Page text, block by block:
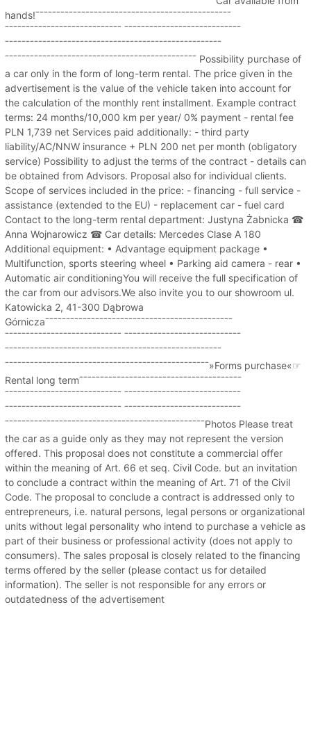
hands!ˉˉˉˉˉˉˉˉˉˉˉˉˉˉˉˉˉˉˉˉˉˉˉˉˉˉˉˉˉˉˉˉˉˉˉˉˉˉˉˉˉˉˉˉˉˉˉ
ˉˉˉˉˉˉˉˉˉˉˉˉˉˉˉˉˉˉˉˉˉˉˉˉˉˉˉˉ ˉˉˉˉˉˉˉˉˉˉˉˉˉˉˉˉˉˉˉˉˉˉˉˉˉˉˉˉ
ˉˉˉˉˉˉˉˉˉˉˉˉˉˉˉˉˉˉˉˉˉˉˉˉˉˉˉˉˉˉˉˉˉˉˉˉˉˉˉˉˉˉˉˉˉˉˉˉˉˉˉˉ
ˉˉˉˉˉˉˉˉˉˉˉˉˉˉˉˉˉˉˉˉˉˉˉˉˉˉˉˉˉˉˉˉˉˉˉˉˉˉˉˉˉˉˉˉˉˉ Possibility purchase of
a car only in the form of long-term rental. The price given in the
advertisement is the value of the vehicle taken into account for
the calculation of the monthly rent installment. Example contract
terms: 24 months/10,000 km per year/ 0% payment - rental fee
PLN 1,739 net Services paid additionally: - third party
liability/AC/NNW insurance + PLN 200 net per month (obligatory
service) Possibility to adjust the terms of the contract - details can
be obtained from Advisors. Proposal also for individual clients.
Scope of services included in the price: - financing - full service -
assistance (extended to the EU) - replacement car - fuel card
Contact to the long-term rental department: Justyna Żabnicka ☎
Anna Wojnarowicz ☎ Car details: Mercedes Clase A 180
Additional equipment: • Advantage equipment package •
Multifunction, sports steering wheel • Parking aid camera - rear •
Automatic air conditioningYou will receive the full specification of
the car from our advisors.We also invite you to our showroom ul.
Katowicka 2, 41-300 Dąbrowa
Górniczaˉˉˉˉˉˉˉˉˉˉˉˉˉˉˉˉˉˉˉˉˉˉˉˉˉˉˉˉˉˉˉˉˉˉˉˉˉˉˉˉˉˉˉˉˉ
ˉˉˉˉˉˉˉˉˉˉˉˉˉˉˉˉˉˉˉˉˉˉˉˉˉˉˉˉ ˉˉˉˉˉˉˉˉˉˉˉˉˉˉˉˉˉˉˉˉˉˉˉˉˉˉˉˉ
ˉˉˉˉˉˉˉˉˉˉˉˉˉˉˉˉˉˉˉˉˉˉˉˉˉˉˉˉˉˉˉˉˉˉˉˉˉˉˉˉˉˉˉˉˉˉˉˉˉˉˉˉ
ˉˉˉˉˉˉˉˉˉˉˉˉˉˉˉˉˉˉˉˉˉˉˉˉˉˉˉˉˉˉˉˉˉˉˉˉˉˉˉˉˉˉˉˉˉˉˉˉˉ»Forms purchase«☞
Rental long termˉˉˉˉˉˉˉˉˉˉˉˉˉˉˉˉˉˉˉˉˉˉˉˉˉˉˉˉˉˉˉˉˉˉˉˉˉˉˉ
ˉˉˉˉˉˉˉˉˉˉˉˉˉˉˉˉˉˉˉˉˉˉˉˉˉˉˉˉ ˉˉˉˉˉˉˉˉˉˉˉˉˉˉˉˉˉˉˉˉˉˉˉˉˉˉˉˉ
ˉˉˉˉˉˉˉˉˉˉˉˉˉˉˉˉˉˉˉˉˉˉˉˉˉˉˉˉ ˉˉˉˉˉˉˉˉˉˉˉˉˉˉˉˉˉˉˉˉˉˉˉˉˉˉˉˉ
ˉˉˉˉˉˉˉˉˉˉˉˉˉˉˉˉˉˉˉˉˉˉˉˉˉˉˉˉˉˉˉˉˉˉˉˉˉˉˉˉˉˉˉˉˉˉˉˉPhotos Please treat
the car as a guide only as they may not represent the version
offered. This proposal does not constitute a commercial offer
within the meaning of Art. 66 et seq. Civil Code. but an invitation
to conclude a contract within the meaning of Art. 71 of the Civil
Code. The proposal to conclude a contract is addressed only to
entrepreneurs, i.e. natural persons, legal persons or organizational
units without legal personality who intend to purchase a vehicle as
part of their business or professional activity (does not apply to
consumers). The sales proposal is closely related to the financing
terms offered by the seller (please contact us for detailed
information). The seller is not responsible for any errors or
outdatedness of the advertisement